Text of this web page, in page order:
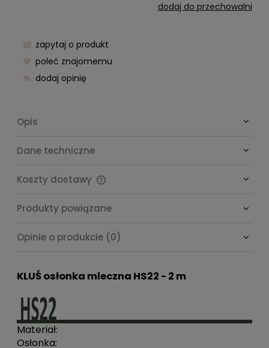
dodaj do przechowalni
zapytaj o produkt
poleć znajomemu
dodaj opinię
Opis
Dane techniczne
Koszty dostawy
Produkty powiązane
Opinie o produkcie (0)
KLUŚ osłonka mleczna HS22 - 2 m
Materiał:
Osłonka: